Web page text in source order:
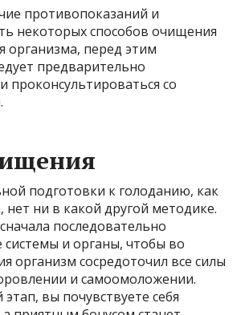
противопоказаний и
некоторых способов очищения
организма, перед этим
предварительно
проконсультироваться со
подготовки к голоданию, как
ни в какой другой методике.
последовательно
системы и органы, чтобы во
организм сосредоточил все силы
и самоомоложении.
вы почувствуете себя